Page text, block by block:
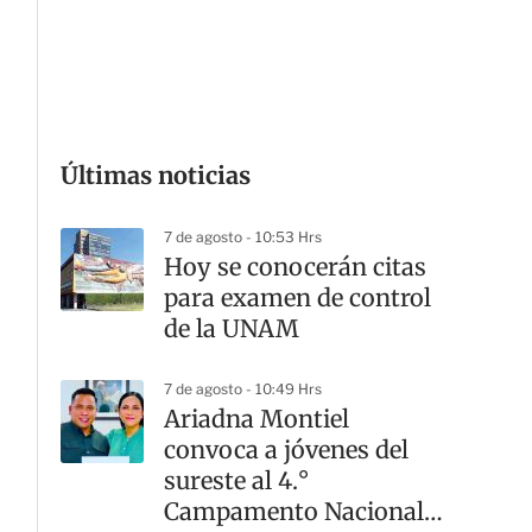
Últimas noticias
7 de agosto - 10:53 Hrs
Hoy se conocerán citas
para examen de control
de la UNAM
7 de agosto - 10:49 Hrs
Ariadna Montiel
convoca a jóvenes del
sureste al 4.°
Campamento Nacional